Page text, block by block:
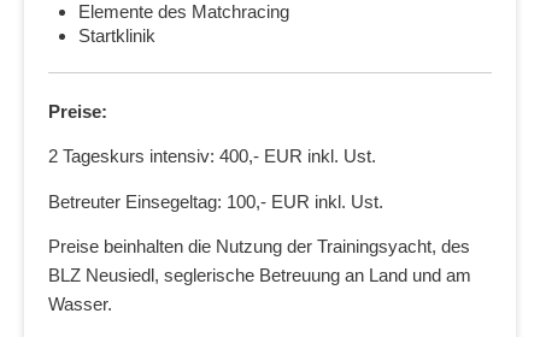
Elemente des Matchracing
Startklinik
Preise:
2 Tageskurs intensiv: 400,- EUR inkl. Ust.
Betreuter Einsegeltag: 100,- EUR inkl. Ust.
Preise beinhalten die Nutzung der Trainingsyacht, des
BLZ Neusiedl, seglerische Betreuung an Land und am
Wasser.